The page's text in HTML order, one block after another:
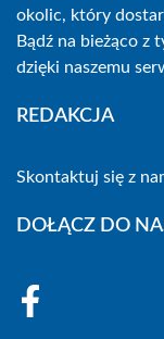
okolic, który
Bądź na bieżąco z
dzięki naszemu
REDAKCJA
Skontaktuj się z
DOŁĄCZ DO